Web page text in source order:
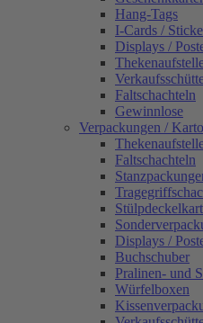
Hang-Tags
I-Cards /
Displays /
Faltschachteln
Gewinnlose
Verpackungen /
Faltschachteln
Displays /
Buchschuber
Pralinen- und
Würfelboxen